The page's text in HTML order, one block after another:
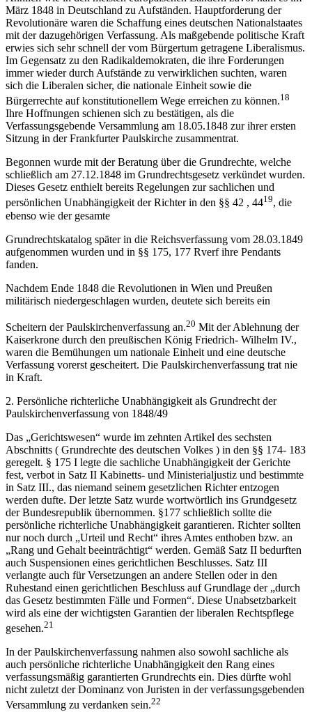
März 1848 in Deutschland zu Aufständen. Hauptforderung der
Revolutionäre waren die Schaffung eines deutschen Nationalstaates
mit der dazugehörigen Verfassung. Als maßgebende politische Kraft
erwies sich sehr schnell der vom Bürgertum getragene Liberalismus.
Im Gegensatz zu den Radikaldemokraten, die ihre Forderungen
immer wieder durch Aufstände zu verwirklichen suchten, waren
sich die Liberalen sicher, die nationale Einheit sowie die
Bürgerrechte auf konstitutionellem Wege erreichen zu können.18
Ihre Hoffnungen schienen sich zu bestätigen, als die
Verfassungsgebende Versammlung am 18.05.1848 zur ihrer ersten
Sitzung in der Frankfurter Paulskirche zusammentrat.
Begonnen wurde mit der Beratung über die Grundrechte, welche
schließlich am 27.12.1848 im Grundrechtsgesetz verkündet wurden.
Dieses Gesetz enthielt bereits Regelungen zur sachlichen und
persönlichen Unabhängigkeit der Richter in den §§ 42 , 4419, die
ebenso wie der gesamte
Grundrechtskatalog später in die Reichsverfassung vom 28.03.1849
aufgenommen wurden und in §§ 175, 177 Rverf ihre Pendants
fanden.
Nachdem Ende 1848 die Revolutionen in Wien und Preußen
militärisch niedergeschlagen wurden, deutete sich bereits ein
Scheitern der Paulskirchenverfassung an.20 Mit der Ablehnung der
Kaiserkrone durch den preußischen König Friedrich- Wilhelm IV.,
waren die Bemühungen um nationale Einheit und eine deutsche
Verfassung vorerst gescheitert. Die Paulskirchenverfassung trat nie
in Kraft.
2. Persönliche richterliche Unabhängigkeit als Grundrecht der
Paulskirchenverfassung von 1848/49
Das „Gerichtswesen“ wurde im zehnten Artikel des sechsten
Abschnitts ( Grundrechte des deutschen Volkes ) in den §§ 174- 183
geregelt. § 175 I legte die sachliche Unabhängigkeit der Gerichte
fest, verbot in Satz II Kabinetts- und Ministerialjustiz und bestimmte
in Satz III., das niemand seinem gesetzlichen Richter entzogen
werden dufte. Der letzte Satz wurde wortwörtlich ins Grundgesetz
der Bundesrepublik übernommen. §177 schließlich sollte die
persönliche richterliche Unabhängigkeit garantieren. Richter sollten
nur noch durch „Urteil und Recht“ ihres Amtes enthoben bzw. an
„Rang und Gehalt beeinträchtigt“ werden. Gemäß Satz II bedurften
auch Suspensionen eines gerichtlichen Beschlusses. Satz III
verlangte auch für Versetzungen an andere Stellen oder in den
Ruhestand einen gerichtlichen Beschluss auf Grundlage der „durch
das Gesetz bestimmten Fälle und Formen“. Diese Unabsetzbarkeit
wird als eine der wichtigsten Garantien der liberalen Rechtspflege
gesehen.21
In der Paulskirchenverfassung nahmen also sowohl sachliche als
auch persönliche richterliche Unabhängigkeit den Rang eines
verfassungsmäßig garantierten Grundrechts ein. Dies dürfte wohl
nicht zuletzt der Dominanz von Juristen in der verfassungsgebenden
Versammlung zu verdanken sein.22